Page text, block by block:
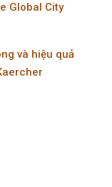
Global City
và hiệu quả